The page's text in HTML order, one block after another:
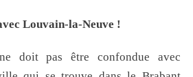
Louvain-la-Neuve !
doit pas être confondue avec